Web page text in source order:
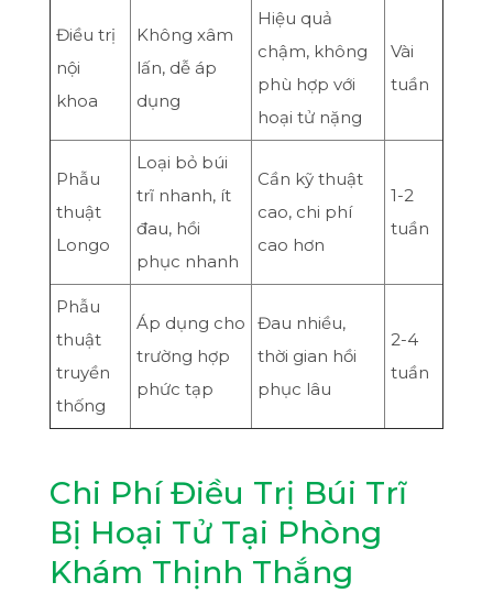
Điều trị
nội
khoa
Không xâm
lấn, dễ áp
dụng
Hiệu quả
chậm, không
phù hợp với
hoại tử nặng
Vài
tuần
Phẫu
thuật
Longo
Loại bỏ búi
trĩ nhanh, ít
đau, hồi
phục nhanh
Cần kỹ thuật
cao, chi phí
cao hơn
1-2
tuần
Phẫu
thuật
truyền
thống
Áp dụng cho
trường hợp
phức tạp
Đau nhiều,
thời gian hồi
phục lâu
2-4
tuần
Chi Phí Điều Trị Búi Trĩ
Bị Hoại Tử Tại Phòng
Khám Thịnh Thắng